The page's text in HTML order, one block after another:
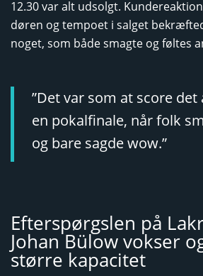
12.30 var alt udsolgt.
døren og tempoet i salget
noget, som både smagte og føltes
”Det var som at score
en pokalfinale, når folk
og bare sagde wow.”
Efterspørgslen på
Johan Bülow vokser
større kapacitet